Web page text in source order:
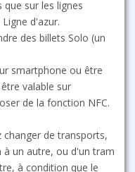
sur les lignes
d'azur.
des billets Solo (un
smartphone ou être
valable sur
de la fonction NFC.
de transports,
à un autre, ou d'un tram
à condition que le